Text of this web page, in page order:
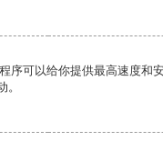
序可以给你提供最高速度和